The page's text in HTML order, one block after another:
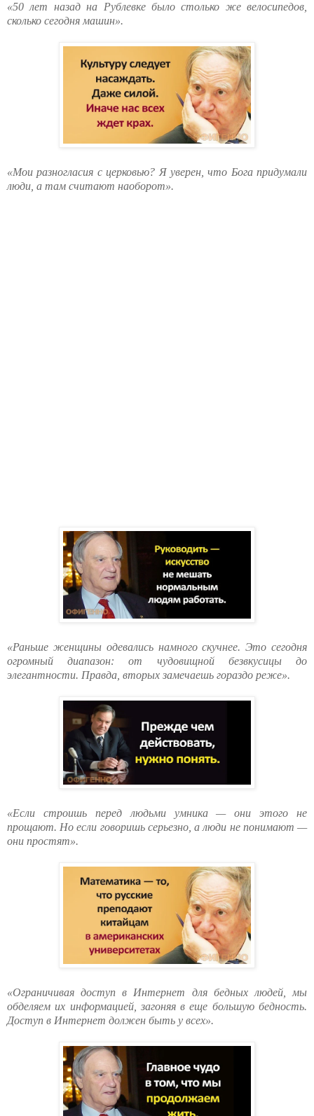
«50 лет назад на Рублевке было столько же велосипедов,
сколько сегодня машин».
«Мои разногласия с церковью? Я уверен, что Бога придумали
люди, а там считают наоборот».
«Раньше женщины одевались намного скучнее. Это сегодня
огромный диапазон: от чудовищной безвкусицы до
элегантности. Правда, вторых замечаешь гораздо реже».
«Если строишь перед людьми умника — они этого не
прощают. Но если говоришь серьезно, а люди не понимают —
они простят».
«Ограничивая доступ в Интернет для бедных людей, мы
обделяем их информацией, загоняя в еще большую бедность.
Доступ в Интернет должен быть у всех».